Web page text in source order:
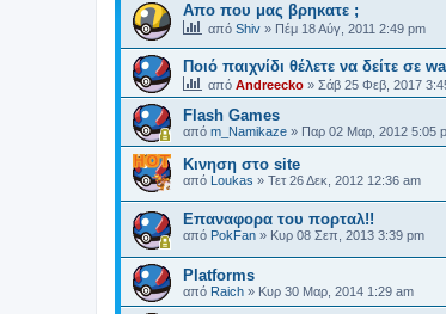
Απο που μας βρηκατε ;
από Shiv » Πέμ 18 Αύγ, 2011 2:49 pm
Ποιό παιχνίδι θέλετε να δείτε σε
από Andreecko » Σάβ 25 Φεβ, 2017
Flash Games
από m_Namikaze » Παρ 02 Μαρ, 2012 5:05
Κινηση στο site
από Loukas » Τετ 26 Δεκ, 2012 12:36 am
Επαναφορα του πορταλ!!
από PokFan » Κυρ 08 Σεπ, 2013 3:39 pm
Platforms
από Raich » Κυρ 30 Μαρ, 2014 1:29 am